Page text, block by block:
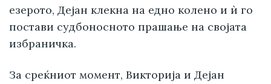
езерото, Дејан клекна на едно колено и ѝ го
постави судбоносното прашање на својата
избраничка.
За среќниот момент, Викторија и Дејан